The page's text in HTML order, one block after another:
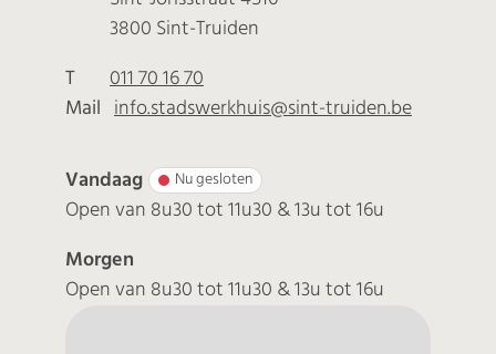
,3800 Sint-Truiden
T
011 70 16 70
Mail
info.stadswerkhuis@sint-truiden.be
Vandaag Nu gesloten
Open van 8u30 tot 11u30 & 13u tot 16u
Morgen
Open van 8u30 tot 11u30 & 13u tot 16u